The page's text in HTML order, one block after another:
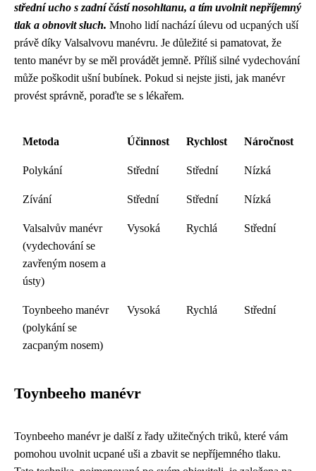
střední ucho s zadní částí nosohltanu, a tím uvolnit nepříjemný
tlak a obnovit sluch. Mnoho lidí nachází úlevu od ucpaných uší
právě díky Valsalvovu manévru. Je důležité si pamatovat, že
tento manévr by se měl provádět jemně. Příliš silné vydechování
může poškodit ušní bubínek. Pokud si nejste jisti, jak manévr
provést správně, poraďte se s lékařem.
Metoda Účinnost Rychlost Náročnost
Polykání Střední Střední Nízká
Zívání Střední Střední Nízká
Valsalvův manévr
(vydechování se
zavřeným nosem a
ústy)
Vysoká Rychlá Střední
Toynbeeho manévr
(polykání se
zacpaným nosem)
Vysoká Rychlá Střední
Toynbeeho manévr
Toynbeeho manévr je další z řady užitečných triků, které vám
pomohou uvolnit ucpané uši a zbavit se nepříjemného tlaku.